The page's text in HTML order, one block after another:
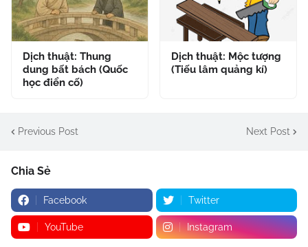
Dịch thuật: Thung
dung bất bách (Quốc
học điển cố)
Dịch thuật: Mộc tượng
(Tiếu lâm quảng kí)
Previous Post Next Post
Chia Sẻ
Facebook Twitter
YouTube Instagram